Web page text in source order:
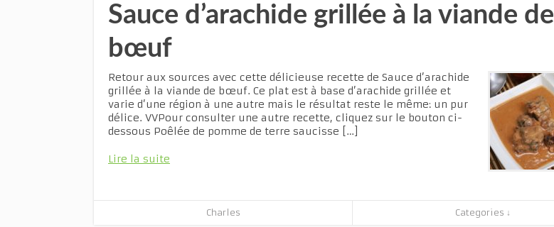
Sauce d’arachide grillée à la viande de
bœuf
Retour aux sources avec cette délicieuse recette de Sauce d’arachide
grillée à la viande de bœuf. Ce plat est à base d’arachide grillée et
varie d’une région à une autre mais le résultat reste le même: un pur
délice. VVPour consulter une autre recette, cliquez sur le bouton ci-
dessous Poêlée de pomme de terre saucisse […]
Lire la suite
Charles Categories ↓